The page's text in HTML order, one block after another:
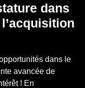
dans
dans le
avancée de
! En